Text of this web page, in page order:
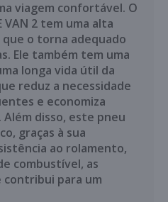
viagem confortável. O
VAN 2 tem uma alta
que o torna adequado
Ele também tem uma
longa vida útil da
reduz a necessidade
e economiza
disso, este pneu
graças à sua
ao rolamento,
combustível, as
contribui para um